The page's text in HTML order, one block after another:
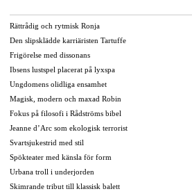
Rättrådig och rytmisk Ronja
Den slipsklädde karriäristen Tartuffe
Frigörelse med dissonans
Ibsens lustspel placerat på lyxspa
Ungdomens olidliga ensamhet
Magisk, modern och maxad Robin
Fokus på filosofi i Rådströms bibel
Jeanne d’Arc som ekologisk terrorist
Svartsjukestrid med stil
Spökteater med känsla för form
Urbana troll i underjorden
Skimrande tribut till klassisk balett